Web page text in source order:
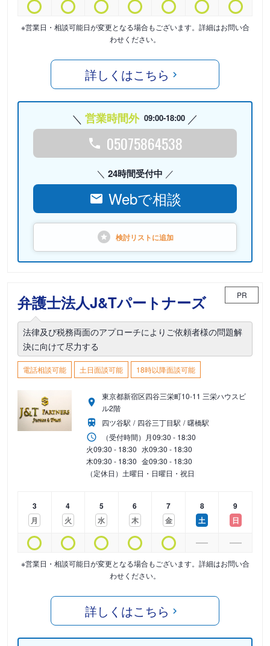
※営業日・相談可能日が変更となる場合もございます。詳細はお問い合
わせください。
詳しくはこちら
営業時間外 09:00-18:00
05075864538
24時間受付中
Webで相談
検討リストに追加
弁護士法人J&Tパートナーズ PR
法律及び税務両面のアプローチによりご依頼者様の問題解
決に向けて尽力する
電話相談可能 土日面談可能 18時以降面談可能
東京都新宿区四谷三栄町10-11 三栄ハウスビ
ル2階
四ツ谷駅
四谷三丁目駅
曙橋駅
（受付時間） 月09:30 - 18:30
火09:30 - 18:30 水09:30 - 18:30
木09:30 - 18:30 金09:30 - 18:30
（定休日）土曜日・日曜日・祝日
3
月
4
火
5
水
6
木
7
金
8
土
9
日
※営業日・相談可能日が変更となる場合もございます。詳細はお問い合
わせください。
詳しくはこちら